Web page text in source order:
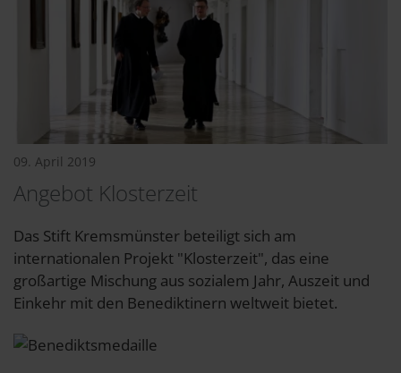
09. April 2019
Angebot Klosterzeit
Das Stift Kremsmünster beteiligt sich am
internationalen Projekt "Klosterzeit", das eine
großartige Mischung aus sozialem Jahr, Auszeit und
Einkehr mit den Benediktinern weltweit bietet.